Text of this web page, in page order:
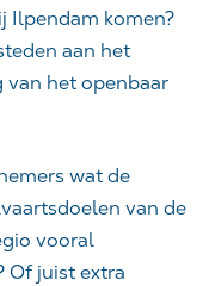
Ilpendam komen?
aan het
het openbaar
wat de
van de
vooral
Of juist extra